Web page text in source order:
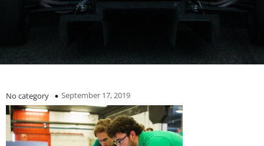
No category September 17, 2019